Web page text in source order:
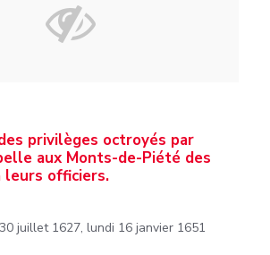
privilèges octroyés par
aux Monts-de-Piété des
leurs officiers.
juillet 1627, lundi 16 janvier 1651